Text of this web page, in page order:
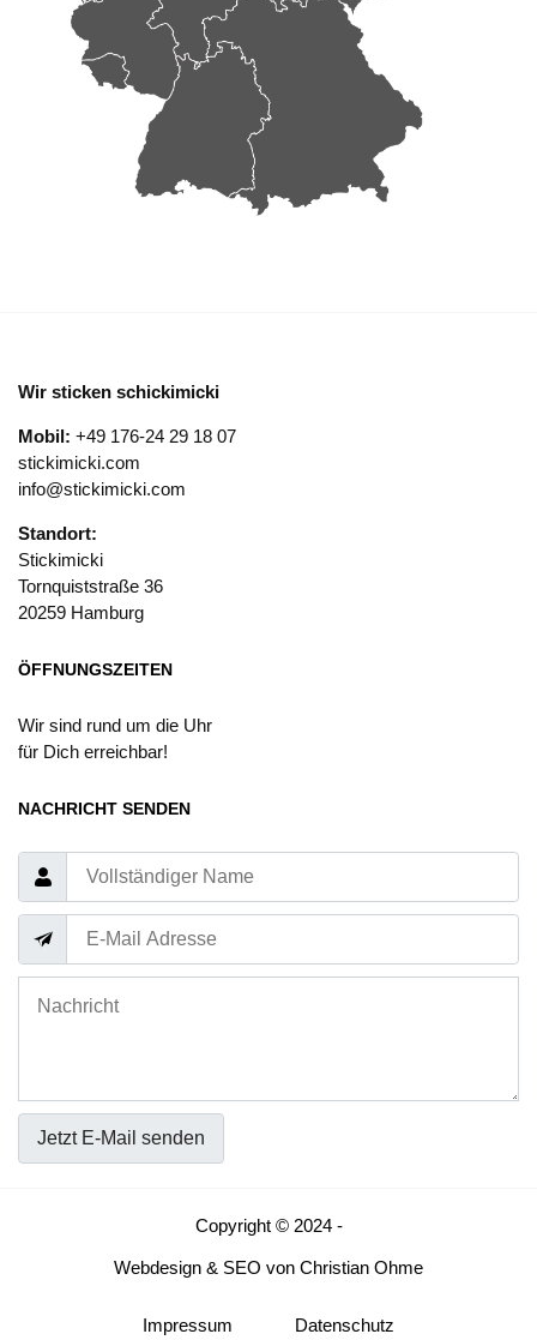
Wir sticken schickimicki
Mobil: +49 176-24 29 18 07
stickimicki.com
info@stickimicki.com
Standort:
Stickimicki
Tornquiststraße 36
20259 Hamburg
ÖFFNUNGSZEITEN
Wir sind rund um die Uhr
für Dich erreichbar!
NACHRICHT SENDEN
Jetzt E-Mail senden
Copyright © 2024 -
Webdesign & SEO von Christian Ohme
Impressum Datenschutz